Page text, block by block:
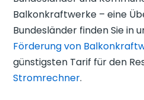
Balkonkraftwerke – eine
Bundesländer finden Sie in
Förderung von
günstigsten Tarif für den
Stromrechner.